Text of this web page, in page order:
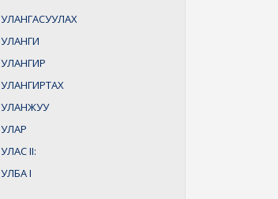
УЛАНГАСУУЛАХ
УЛАНГИ
УЛАНГИР
УЛАНГИРТАХ
УЛАНЖУУ
УЛАР
УЛАСII:
УЛБАI